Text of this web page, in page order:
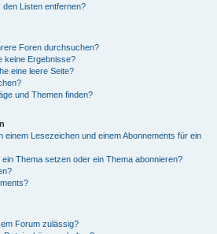
Listen entfernen?
Foren durchsuchen?
keine Ergebnisse?
eine leere Seite?
und Themen finden?
Lesezeichen und einem Abonnements für ein
Thema setzen oder ein Thema abonnieren?
Forum zulässig?